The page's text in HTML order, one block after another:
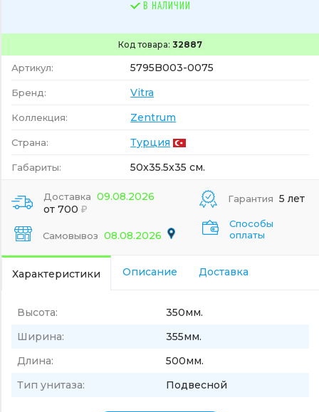
Код товара: 32887
Артикул: 5795B003-0075
Бренд: Vitra
Коллекция: Zentrum
Страна: Турция
Габариты: 50x35.5x35 см.
В НАЛИЧИИ
Доставка 09.08.2026
от 700
Самовывоз 08.08.2026
Гарантия 5 лет
Способы
оплаты
Характеристики Описание Доставка
Высота:
350мм.
Ширина:
355мм.
Длина:
500мм.
Тип унитаза:
Подвесной